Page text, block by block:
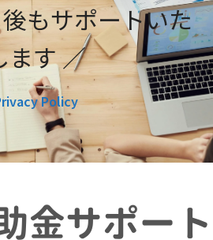
もサポートいた
ます ／
Policy